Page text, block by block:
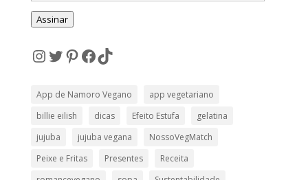
de
e-Assinar
Instagram
Twitter
Pinterest
Facebook
TikTok
App de Namoro Vegano
app vegetariano
billie eilish
dicas Efeito Estufa
gelatina
jujuba
jujuba vegana
NossoVegMatch
Peixe e Fritas
Presentes
Receita